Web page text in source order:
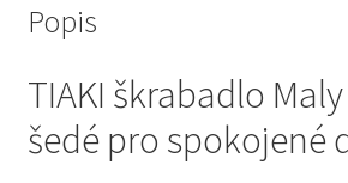
Škrabadla pro kočky
Veterinární dieta pro kočky
Vše pro psy — Krmivo, doplňky,
Popis
TIAKI škrabadlo
šedé pro spokojené